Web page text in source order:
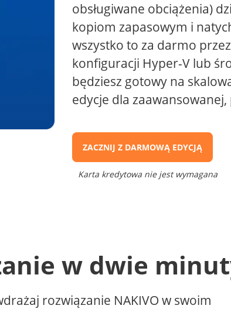
obsługiwane obciążenia)
kopiom zapasowym i
wszystko to za darmo
konfiguracji Hyper-V lub
będziesz gotowy na
edycje dla
ZACZNIJ Z DARMOWĄ EDYCJĄ
Karta kredytowa nie jest wymagana
w dwie
rozwiązanie NAKIVO w swoim